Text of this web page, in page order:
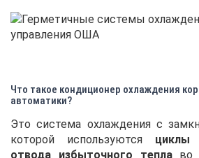
Что такое кондиционер охлаждения
автоматики?
Это система охлаждения с
которой используются циклы
отвода избыточного теплаво